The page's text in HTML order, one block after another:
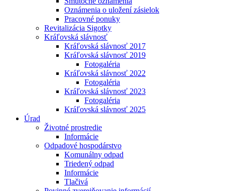
Oznámenia o uložení zásielok
Pracovné ponuky
Revitalizácia Sigotky
Kráľovská slávnosť
Kráľovská slávnosť 2017
Kráľovská slávnosť 2019
Fotogaléria
Kráľovská slávnosť 2022
Fotogaléria
Kráľovská slávnosť 2023
Fotogaléria
Kráľovská slávnosť 2025
Úrad
Životné prostredie
Informácie
Odpadové hospodárstvo
Komunálny odpad
Triedený odpad
Informácie
Tlačivá